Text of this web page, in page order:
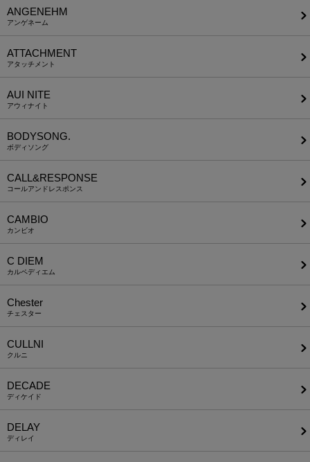
ANGENEHM
アンゲネーム
ATTACHMENT
アタッチメント
AUI NITE
アウィナイト
BODYSONG.
ボディソング
CALL&RESPONSE
コールアンドレスポンス
CAMBIO
カンビオ
C DIEM
カルペディエム
Chester
チェスター
CULLNI
クルニ
DECADE
ディケイド
DELAY
ディレイ